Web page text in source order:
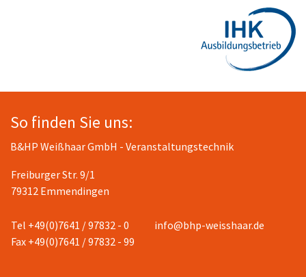
So finden Sie uns:
B&HP Weißhaar GmbH - Veranstaltungstechnik
Freiburger Str. 9/1
79312 Emmendingen
Tel +49(0)7641 / 97832 - 0
Fax +49(0)7641 / 97832 - 99
info@bhp-weisshaar.de